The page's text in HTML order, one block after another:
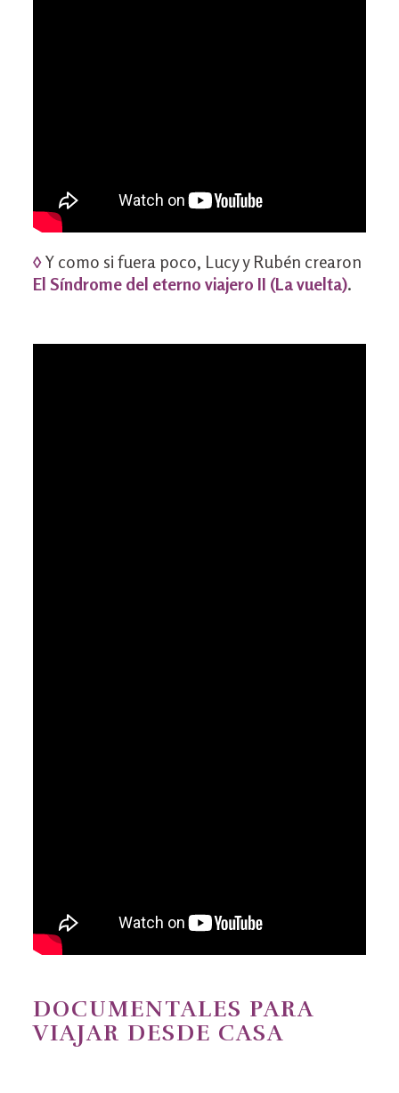
◊Y como si fuera poco, Lucy y Rubén crearon
El Síndrome del eterno viajero II (La vuelta).
DOCUMENTALES PARA
VIAJAR DESDE CASA